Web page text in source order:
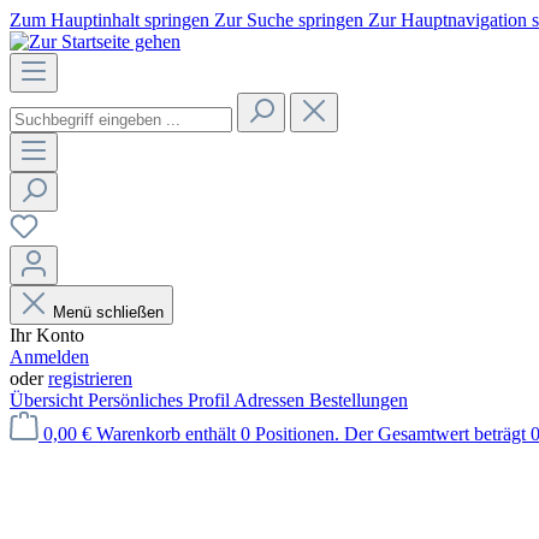
Zum Hauptinhalt springen Zur Suche springen Zur Hauptnavigation
Menü schließen
Ihr Konto
Anmelden
oderregistrieren
Übersicht Persönliches Profil Adressen Bestellungen
0,00 € Warenkorb enthält 0 Positionen. Der Gesamtwert beträgt